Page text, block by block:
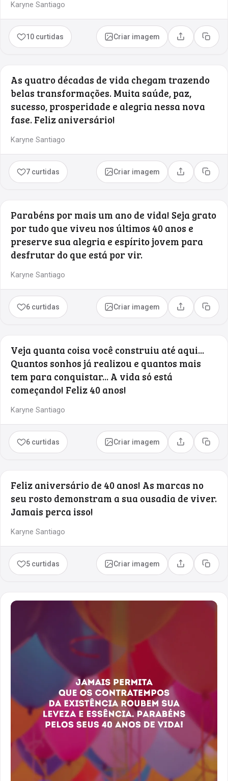
Karyne Santiago
10 curtidas Criar imagem Compartilhar
Copiar
As quatro décadas de vida chegam trazendo
belas transformações. Muita saúde, paz,
sucesso, prosperidade e alegria nessa nova
fase. Feliz aniversário!
Karyne Santiago
7 curtidas Criar imagem Compartilhar
Copiar
Parabéns por mais um ano de vida! Seja grato
por tudo que viveu nos últimos 40 anos e
preserve sua alegria e espírito jovem para
desfrutar do que está por vir.
Karyne Santiago
6 curtidas Criar imagem Compartilhar
Copiar
Veja quanta coisa você construiu até aqui...
Quantos sonhos já realizou e quantos mais
tem para conquistar... A vida só está
começando! Feliz 40 anos!
Karyne Santiago
6 curtidas Criar imagem Compartilhar
Copiar
Feliz aniversário de 40 anos! As marcas no
seu rosto demonstram a sua ousadia de viver.
Jamais perca isso!
Karyne Santiago
5 curtidas Criar imagem Compartilhar
Copiar